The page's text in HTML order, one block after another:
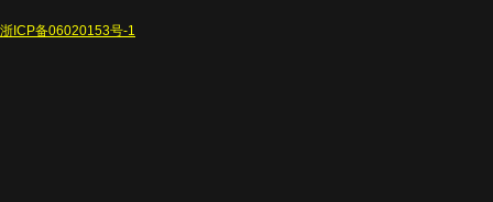
浙ICP备06020153号-1